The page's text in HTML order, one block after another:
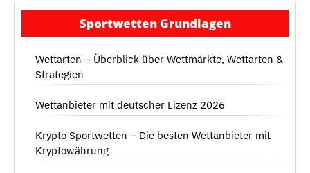
Sportwetten Grundlagen
Wettarten – Überblick über Wettmärkte, Wettarten &
Strategien
Wettanbieter mit deutscher Lizenz 2026
Krypto Sportwetten – Die besten Wettanbieter mit
Kryptowährung